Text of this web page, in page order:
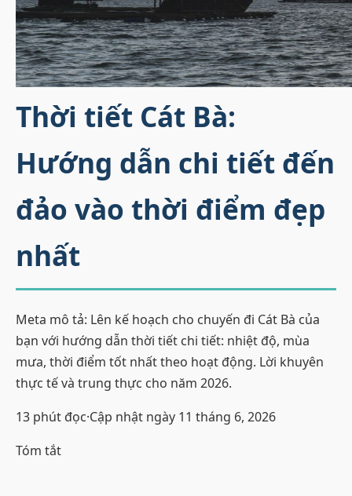
Thời tiết Cát Bà:
Hướng dẫn chi tiết đến
đảo vào thời điểm đẹp
nhất
Meta mô tả: Lên kế hoạch cho chuyến đi Cát Bà của
bạn với hướng dẫn thời tiết chi tiết: nhiệt độ, mùa
mưa, thời điểm tốt nhất theo hoạt động. Lời khuyên
thực tế và trung thực cho năm 2026.
13 phút đọc·Cập nhật ngày 11 tháng 6, 2026
Tóm tắt